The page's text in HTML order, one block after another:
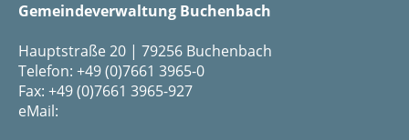
Gemeindeverwaltung Buchenbach
Hauptstraße 20 | 79256 Buchenbach
Telefon: +49 (0)7661 3965-0
Fax: +49 (0)7661 3965-927
eMail: